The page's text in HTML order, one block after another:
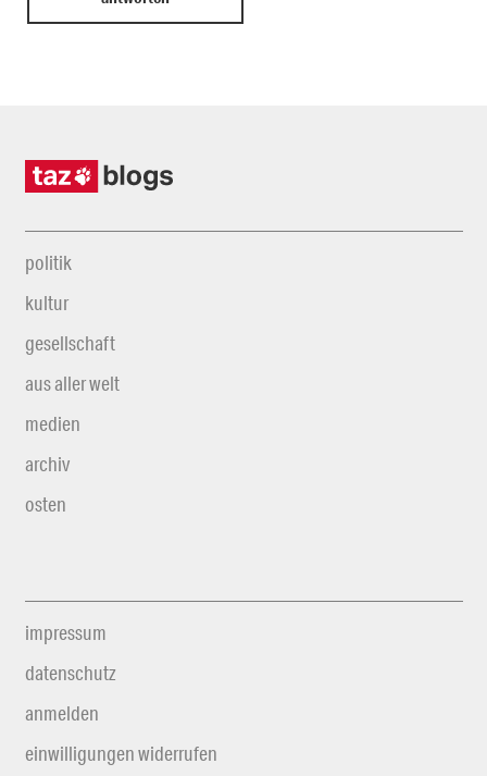
politik
kultur
gesellschaft
aus aller welt
medien
archiv
osten
impressum
datenschutz
anmelden
einwilligungen widerrufen